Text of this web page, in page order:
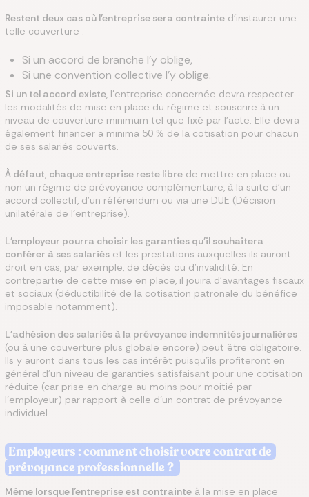
Restent deux cas où l’entreprise sera contrainte d’instaurer une
telle couverture :
Si un accord de branche l’y oblige,
Si une convention collective l’y oblige.
Si un tel accord existe, l’entreprise concernée devra respecter
les modalités de mise en place du régime et souscrire à un
niveau de couverture minimum tel que fixé par l’acte. Elle devra
également financer a minima 50 % de la cotisation pour chacun
de ses salariés couverts.
À défaut, chaque entreprise reste libre de mettre en place ou
non un régime de prévoyance complémentaire, à la suite d’un
accord collectif, d’un référendum ou via une DUE (Décision
unilatérale de l’entreprise).
L’employeur pourra choisir les garanties qu’il souhaitera
conférer à ses salariés et les prestations auxquelles ils auront
droit en cas, par exemple, de décès ou d’invalidité. En
contrepartie de cette mise en place, il jouira d’avantages fiscaux
et sociaux (déductibilité de la cotisation patronale du bénéfice
imposable notamment).
L’adhésion des salariés à la prévoyance indemnités journalières
(ou à une couverture plus globale encore) peut être obligatoire.
Ils y auront dans tous les cas intérêt puisqu’ils profiteront en
général d’un niveau de garanties satisfaisant pour une cotisation
réduite (car prise en charge au moins pour moitié par
l’employeur) par rapport à celle d’un contrat de prévoyance
individuel.
Employeurs : comment choisir votre contrat de
prévoyance professionnelle ?
Même lorsque l’entreprise est contrainte à la mise en place